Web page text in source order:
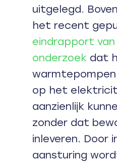
uitgelegd.
het recent
eindrapport van
onderzoekdat
op het
aanzienlijk
zonder dat
inleveren. Door
aansturing